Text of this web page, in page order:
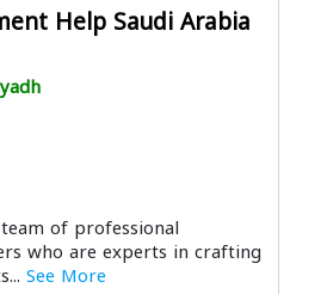
Help Saudi Arabia
of professional
who are experts in crafting
See More